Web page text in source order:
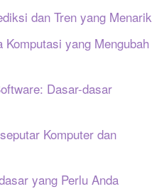
dan Tren yang Menarik
yang Mengubah
Dasar-dasar
Komputer dan
yang Perlu Anda